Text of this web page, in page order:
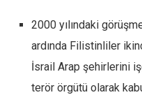
2000 yılındaki
ardında Filistinliler
İsrail Arap şehirlerini
terör örgütü olarak